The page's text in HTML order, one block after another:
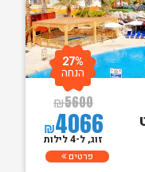
₪5600
₪4066
27%
הנחה
זוג, ל-4 לילות
פרטים